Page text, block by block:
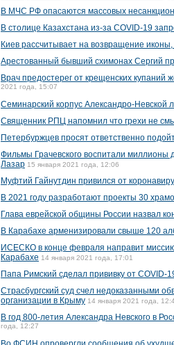
В МЧС РФ опасаются массовых
В столице Казахстана из-за COVID-19
Киев рассчитывает на возвращение
Арестованный бывший схимонах Сергий
Врач предостерег от крещенских
2021 года, 15:07
Семинарский корпус Александро-Невской
Священник РПЦ напомнил что грехи не
Петербуржцев просят ответственно
Фильмы Грачевского воспитали миллионы
Лазар 15 января 2021 года, 12:06
Муфтий Гайнутдин привился от
В 2021 году разработают проекты 30
Глава еврейской общины России назвал
В Карабахе арменизировали свыше 120
ИСЕСКО в конце февраля направит
Карабахе 14 января 2021 года, 17:01
Папа Римский сделал прививку от COVID-
Страсбургский суд счел недоказанными
организации в Крыму 14 января 2021 года,
В год 800-летия Александра Невского в
года, 12:27